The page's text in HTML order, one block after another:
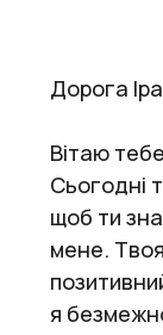
Дорога
Вітаю
Сьогодні
щоб ти
мене.
я